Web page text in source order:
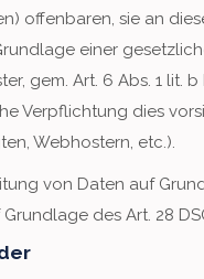
offenbaren, sie an
einer
gem. Art. 6 Abs. 1 lit.
Verpflichtung dies
Webhostern, etc.).
von Daten auf
des Art. 28